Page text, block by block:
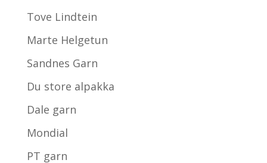
Tove Lindtein
Marte Helgetun
Sandnes Garn
Du store alpakka
Dale garn
Mondial
PT garn